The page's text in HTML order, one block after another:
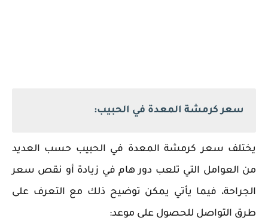
سعر كرمشة المعدة في الحبيب:
يختلف سعر كرمشة المعدة في الحبيب حسب العديد
من العوامل التي تلعب دور هام في زيادة أو نقص سعر
الجراحة، فيما يأتي يمكن توضيح ذلك مع التعرف على
طرق التواصل للحصول على موعد: